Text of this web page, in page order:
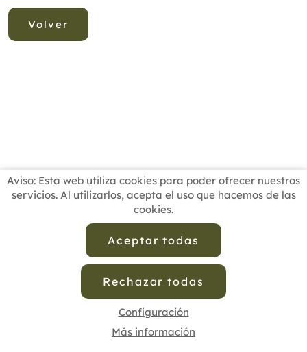
Volver
Aviso: Esta web utiliza cookies para poder ofrecer nuestros
servicios. Al utilizarlos, acepta el uso que hacemos de las
cookies.
Aceptar todas
Rechazar todas
Configuración
Más información
BUSCADOR PROFESIONALES
ESCUELAS RECOMENDADAS
CONTACTO
Política de Privacidad de Datos
Política de Calidad
Política de Cookies
Configuración de Cookies
© 2025 - Diseño y programación por